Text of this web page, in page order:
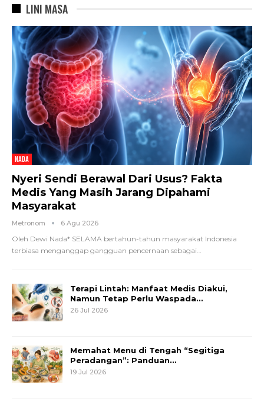
LINI MASA
NADA
Nyeri Sendi Berawal Dari Usus? Fakta
Medis Yang Masih Jarang Dipahami
Masyarakat
Metronom 6 Agu 2026
Oleh Dewi Nada* SELAMA bertahun-tahun masyarakat Indonesia
terbiasa menganggap gangguan pencernaan sebagai…
Terapi Lintah: Manfaat Medis Diakui,
Namun Tetap Perlu Waspada…
26 Jul 2026
Memahat Menu di Tengah “Segitiga
Peradangan”: Panduan…
19 Jul 2026